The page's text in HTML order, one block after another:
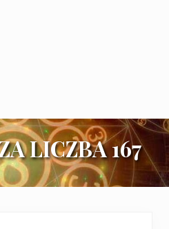
LICZBA 167